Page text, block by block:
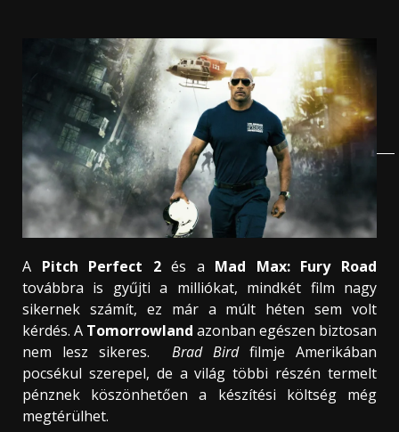
A Pitch Perfect 2és a Mad Max: Fury Road
továbbra is gyűjti a milliókat, mindkét film nagy
sikernek számít, ez már a múlt héten sem volt
kérdés. A Tomorrowland azonban egészen biztosan
nem lesz sikeres.
Brad Birdfilmje Amerikában
pocsékul szerepel, de a világ többi részén termelt
pénznek köszönhetően a készítési költség még
megtérülhet.